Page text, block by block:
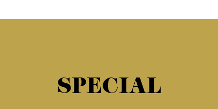
SPECIAL